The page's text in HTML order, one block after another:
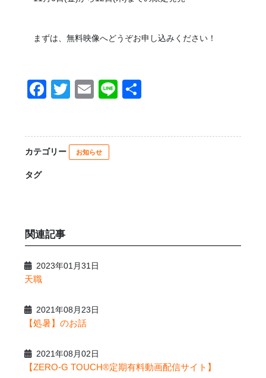
まずは、無料映像へどうぞお申し込みください！
F
e
T
er
E
Li
カテゴリー お知らせ
タグ
関連記事
2023年01月31日
天職
2021年08月23日
【処暑】のお話
2021年08月02日
【ZERO-G TOUCH®定期有料動画配信サイト】